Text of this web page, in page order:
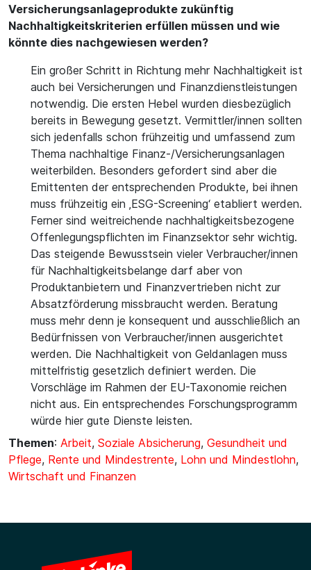
Versicherungsanlageprodukte zukünftig
Nachhaltigkeitskriterien erfüllen müssen und wie
könnte dies nachgewiesen werden?
Ein großer Schritt in Richtung mehr Nachhaltigkeit ist
auch bei Versicherungen und Finanzdienstleistungen
notwendig. Die ersten Hebel wurden diesbezüglich
bereits in Bewegung gesetzt. Vermittler/innen sollten
sich jedenfalls schon frühzeitig und umfassend zum
Thema nachhaltige Finanz-/Versicherungsanlagen
weiterbilden. Besonders gefordert sind aber die
Emittenten der entsprechenden Produkte, bei ihnen
muss frühzeitig ein ‚ESG-Screening‘ etabliert werden.
Ferner sind weitreichende nachhaltigkeitsbezogene
Offenlegungspflichten im Finanzsektor sehr wichtig.
Das steigende Bewusstsein vieler Verbraucher/innen
für Nachhaltigkeitsbelange darf aber von
Produktanbietern und Finanzvertrieben nicht zur
Absatzförderung missbraucht werden. Beratung
muss mehr denn je konsequent und ausschließlich an
Bedürfnissen von Verbraucher/innen ausgerichtet
werden. Die Nachhaltigkeit von Geldanlagen muss
mittelfristig gesetzlich definiert werden. Die
Vorschläge im Rahmen der EU-Taxonomie reichen
nicht aus. Ein entsprechendes Forschungsprogramm
würde hier gute Dienste leisten.
Themen: Arbeit, Soziale Absicherung, Gesundheit und
Pflege, Rente und Mindestrente, Lohn und Mindestlohn,
Wirtschaft und Finanzen